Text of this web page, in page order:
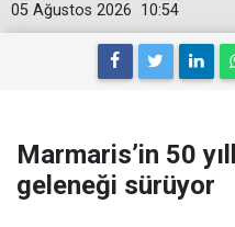
10:54
05 Ağustos 2026
Marmaris’in 50
geleneği sürüyor